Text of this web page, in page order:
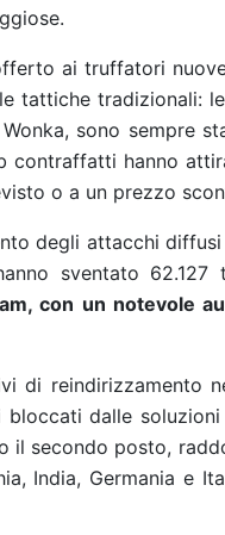
ai truffatori
tattiche tradizionali:
sono sempre
contraffatti hanno
o a un prezzo
degli attacchi
sventato 62.127
con un notevole
di reindirizzamento
dalle soluzioni
il secondo posto,
India, Germania e